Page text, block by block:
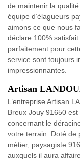
de maintenir la
équipe d’élagueurs
aimons ce que nous
déclare 100%
parfaitement pour
service sont toujours
impressionnantes.
Artisan
L’entreprise Artisan
Breux Jouy 91650
concernant le
votre terrain. Doté de
métier, paysagiste
auxquels il aura